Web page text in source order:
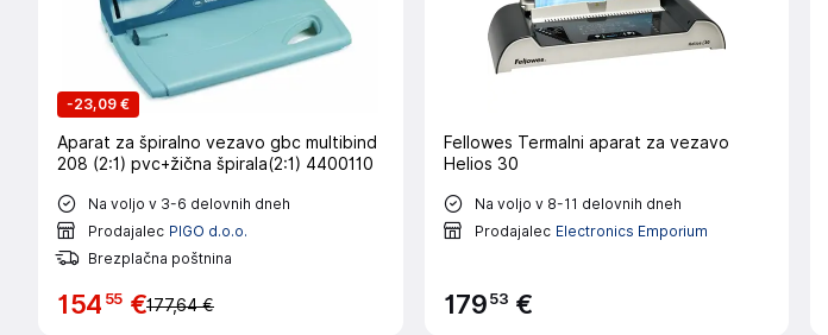
-23,09 €
Aparat za špiralno vezavo gbc multibind
208 (2:1) pvc+žična špirala(2:1) 4400110
Na voljo v 3-6 delovnih dneh
Prodajalec PIGO d.o.o.
Brezplačna poštnina
154 55 €177,64 €
Fellowes Termalni aparat za vezavo
Helios 30
Na voljo v 8-11 delovnih dneh
Prodajalec Electronics Emporium
17953 €